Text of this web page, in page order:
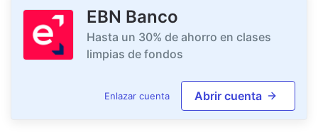
EBN Banco
Hasta un 30% de ahorro en clases
limpias de fondos
Enlazar cuenta Abrir cuenta